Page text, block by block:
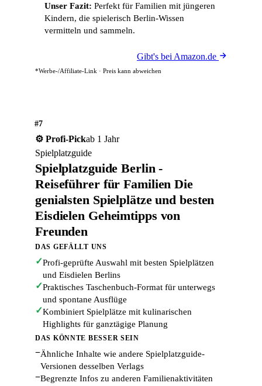
Unser Fazit: Perfekt für Familien mit jüngeren
Kindern, die spielerisch Berlin-Wissen
vermitteln und sammeln.
Gibt's bei Amazon.de
*Werbe-/Affiliate-Link · Preis kann abweichen
#7
⚙️ Profi-Pickab 1 Jahr
Spielplatzguide
Spielplatzguide Berlin -
Reiseführer für Familien Die
genialsten Spielplätze und besten
Eisdielen Geheimtipps von
Freunden
DAS GEFÄLLT UNS
✓Profi-geprüfte Auswahl mit besten Spielplätzen
und Eisdielen Berlins
✓Praktisches Taschenbuch-Format für unterwegs
und spontane Ausflüge
✓Kombiniert Spielplätze mit kulinarischen
Highlights für ganztägige Planung
DAS KÖNNTE BESSER SEIN
−Ähnliche Inhalte wie andere Spielplatzguide-
Versionen desselben Verlags
−Begrenzte Infos zu anderen Familienaktivitäten